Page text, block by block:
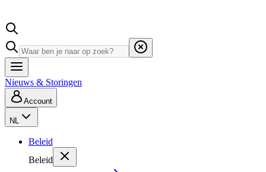
Nieuws & Storingen
Account
NL
Beleid
Beleid